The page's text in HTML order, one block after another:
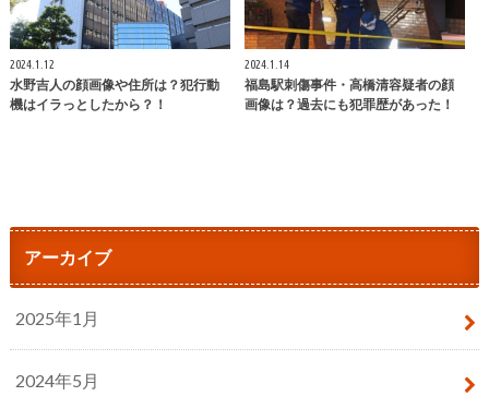
2024.1.12
水野吉人の顔画像や住所は？犯行動
機はイラっとしたから？！
2024.1.14
福島駅刺傷事件・高橋清容疑者の顔
画像は？過去にも犯罪歴があった！
アーカイブ
2025年1月
2024年5月